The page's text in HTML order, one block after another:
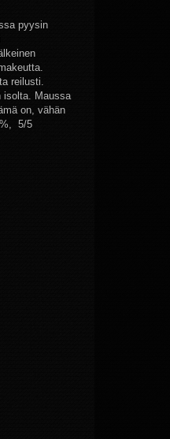
pyysin
reilusti.
isolta. Maussa
on, vähän
%, 5/5